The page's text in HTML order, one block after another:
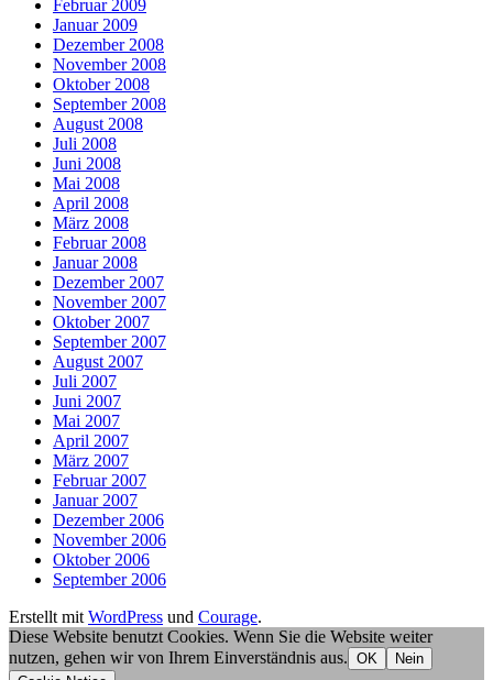
Februar 2009
Januar 2009
Dezember 2008
November 2008
Oktober 2008
September 2008
August 2008
Juli 2008
Juni 2008
Mai 2008
April 2008
März 2008
Februar 2008
Januar 2008
Dezember 2007
November 2007
Oktober 2007
September 2007
August 2007
Juli 2007
Juni 2007
Mai 2007
April 2007
März 2007
Februar 2007
Januar 2007
Dezember 2006
November 2006
Oktober 2006
September 2006
Erstellt mit WordPress und Courage.
Diese Website benutzt Cookies. Wenn Sie die Website weiter
nutzen, gehen wir von Ihrem Einverständnis aus. OK
Nein